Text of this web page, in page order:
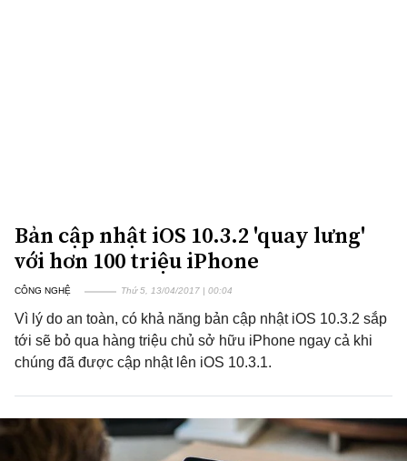
Bản cập nhật iOS 10.3.2 'quay lưng'
với hơn 100 triệu iPhone
CÔNG NGHỆ Thứ 5, 13/04/2017 | 00:04
Vì lý do an toàn, có khả năng bản cập nhật iOS 10.3.2 sắp
tới sẽ bỏ qua hàng triệu chủ sở hữu iPhone ngay cả khi
chúng đã được cập nhật lên iOS 10.3.1.